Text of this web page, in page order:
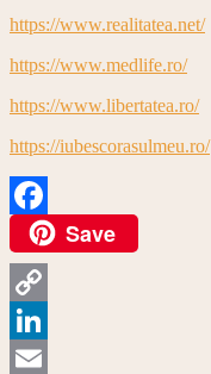
https://www.realitatea.net/
https://www.medlife.ro/
https://www.libertatea.ro/
https://iubescorasulmeu.ro/
FacebookSave
Copy
Link
LinkedIn